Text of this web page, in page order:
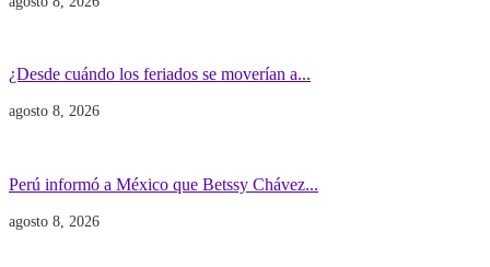
¿Desde cuándo los feriados se moverían a...
agosto 8, 2026
Perú informó a México que Betssy Chávez...
agosto 8, 2026